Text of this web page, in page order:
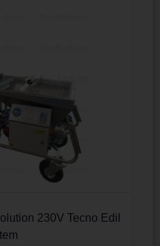
230V Tecno Edil